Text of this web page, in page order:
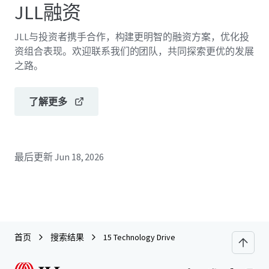
JLL融资
JLL与投资者携手合作，构建更明智的融资方案，优化投
资组合表现。欢迎联系我们的团队，共同探索更优的发展
之路。
了解更多
最后更新Jun 18, 2026
首页 搜索结果 15 Technology Drive